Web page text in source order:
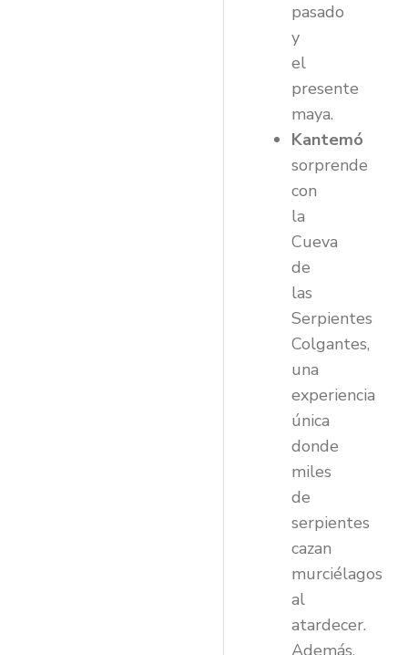
pasado
y
el
presente
maya.
Kantemó
sorprende
con
la
Cueva
de
las
Serpientes
Colgantes,
una
experiencia
única
donde
miles
de
serpientes
cazan
murciélagos
al
atardecer.
Además,